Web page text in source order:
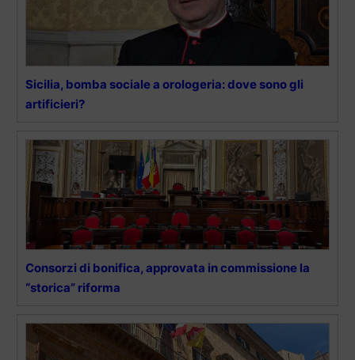
Sicilia, bomba sociale a orologeria: dove sono gli
artificieri?
Consorzi di bonifica, approvata in commissione la
“storica” riforma